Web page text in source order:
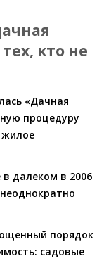
кто не
«Дачная
процедуру
жилое
далеком в 2006
порядок
садовые